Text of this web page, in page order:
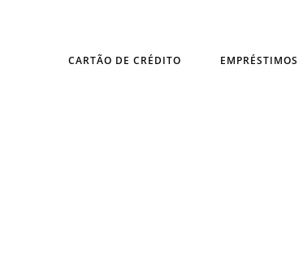
CARTÃO DE CRÉDITO EMPRÉSTIMOS